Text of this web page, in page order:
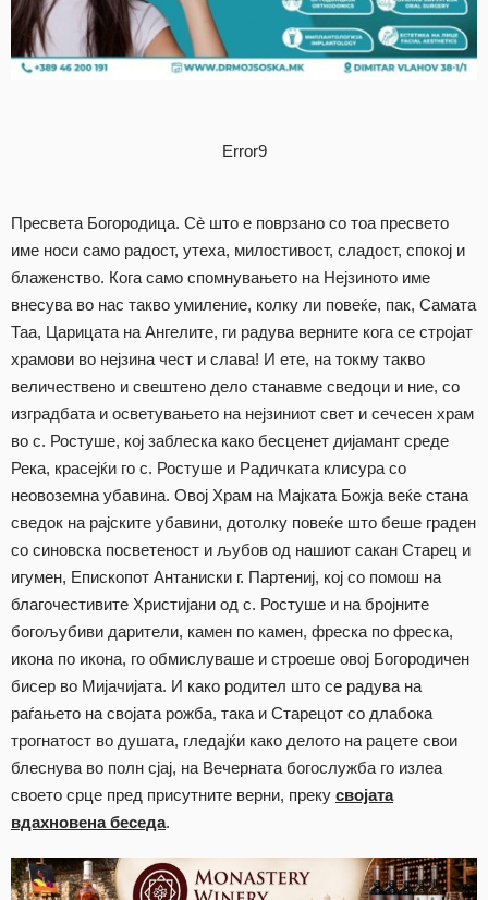
Error9
Пресвета Богородица. Сè што е поврзано со тоа пресвето
име носи само радост, утеха, милостивост, сладост, спокој и
блаженство. Кога само спомнувањето на Нејзиното име
внесува во нас такво умиление, колку ли повеќе, пак, Самата
Таа, Царицата на Ангелите, ги радува верните кога се стројат
храмови во нејзина чест и слава! И ете, на токму такво
величествено и свештено дело станавме сведоци и ние, со
изградбата и осветувањето на нејзиниот свет и сечесен храм
во с. Ростуше, кој заблеска како бесценет дијамант среде
Река, красејќи го с. Ростуше и Радичката клисура со
неовоземна убавина. Овој Храм на Мајката Божја веќе стана
сведок на рајските убавини, дотолку повеќе што беше граден
со синовска посветеност и љубов од нашиот сакан Старец и
игумен, Епископот Антаниски г. Партениј, кој со помош на
благочестивите Христијани од с. Ростуше и на бројните
богољубиви дарители, камен по камен, фреска по фреска,
икона по икона, го обмислуваше и строеше овој Богородичен
бисер во Мијачијата. И како родител што се радува на
раѓањето на својата рожба, така и Старецот со длабока
трогнатост во душата, гледајќи како делото на рацете свои
блеснува во полн сјај, на Вечерната богослужба го излеа
своето срце пред присутните верни, преку својата
вдахновена беседа.